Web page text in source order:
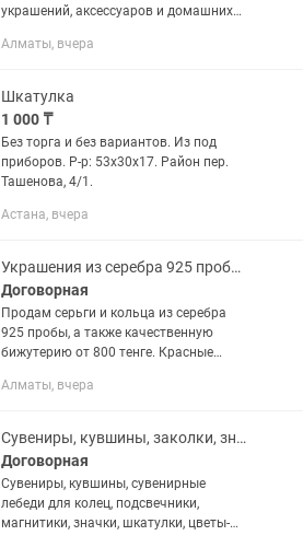
украшений, аксессуаров и домашних
керамической глины и ценной
природным рисунком....
Алматы, вчера
Шкатулка
1 000 ₸
Без торга и без вариантов. Из под
приборов. Р-р: 53х30х17. Район пер.
Ташенова, 4/1.
Астана, вчера
Украшения из серебра 925 пробы и бижутерия кольцо, серьги
Договорная
Продам серьги и кольца из серебра
925 пробы, а также качественную
бижутерию от 800 тенге. Красные
сверху вниз в шкатулке: Серьги с
Алматы, вчера
Сувениры, кувшины, заколки, значки, цветы, шкатулки, подсвечник
Договорная
Сувениры, кувшины, сувенирные
лебеди для колец, подсвечники,
магнитики, значки, шкатулки, цветы-